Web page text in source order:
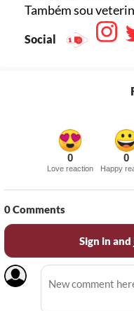
Também sou
Social
0
Love reaction
0
Happy
0Comments
Sign in